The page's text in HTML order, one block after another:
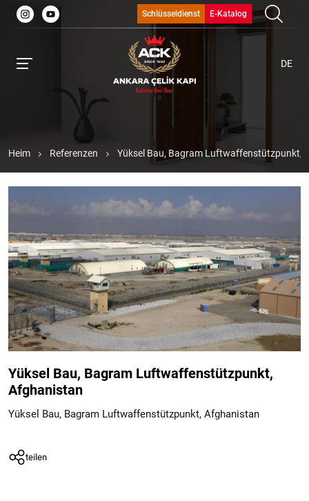
Schlüsseldienst E-Katalog
DE
Heim Referenzen Yüksel Bau, Bagram Luftwaffenstützpunkt,
Yüksel Bau, Bagram Luftwaffenstützpunkt,
Afghanistan
Yüksel Bau, Bagram Luftwaffenstützpunkt, Afghanistan
teilen